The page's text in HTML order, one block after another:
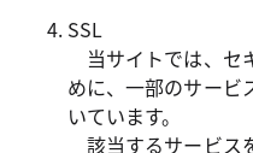
SSL
当サイトでは、セ
めに、一部のサービ
いています。
該当するサービス